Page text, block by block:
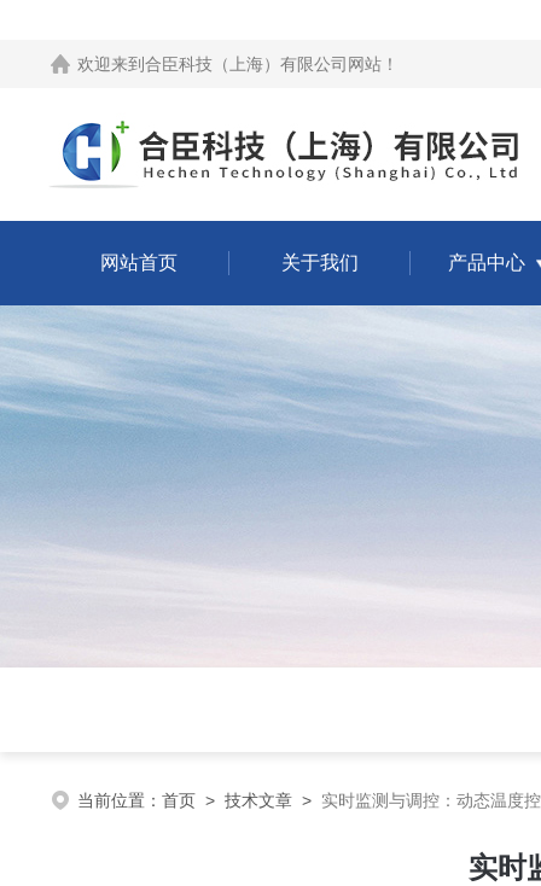
欢迎来到 合臣科技（上海）有限公司网站 ！
网站首页 关于我们 产品中心
当前位置： 首页 > 技术文章 > 实时监测与调控：动态温度
实时